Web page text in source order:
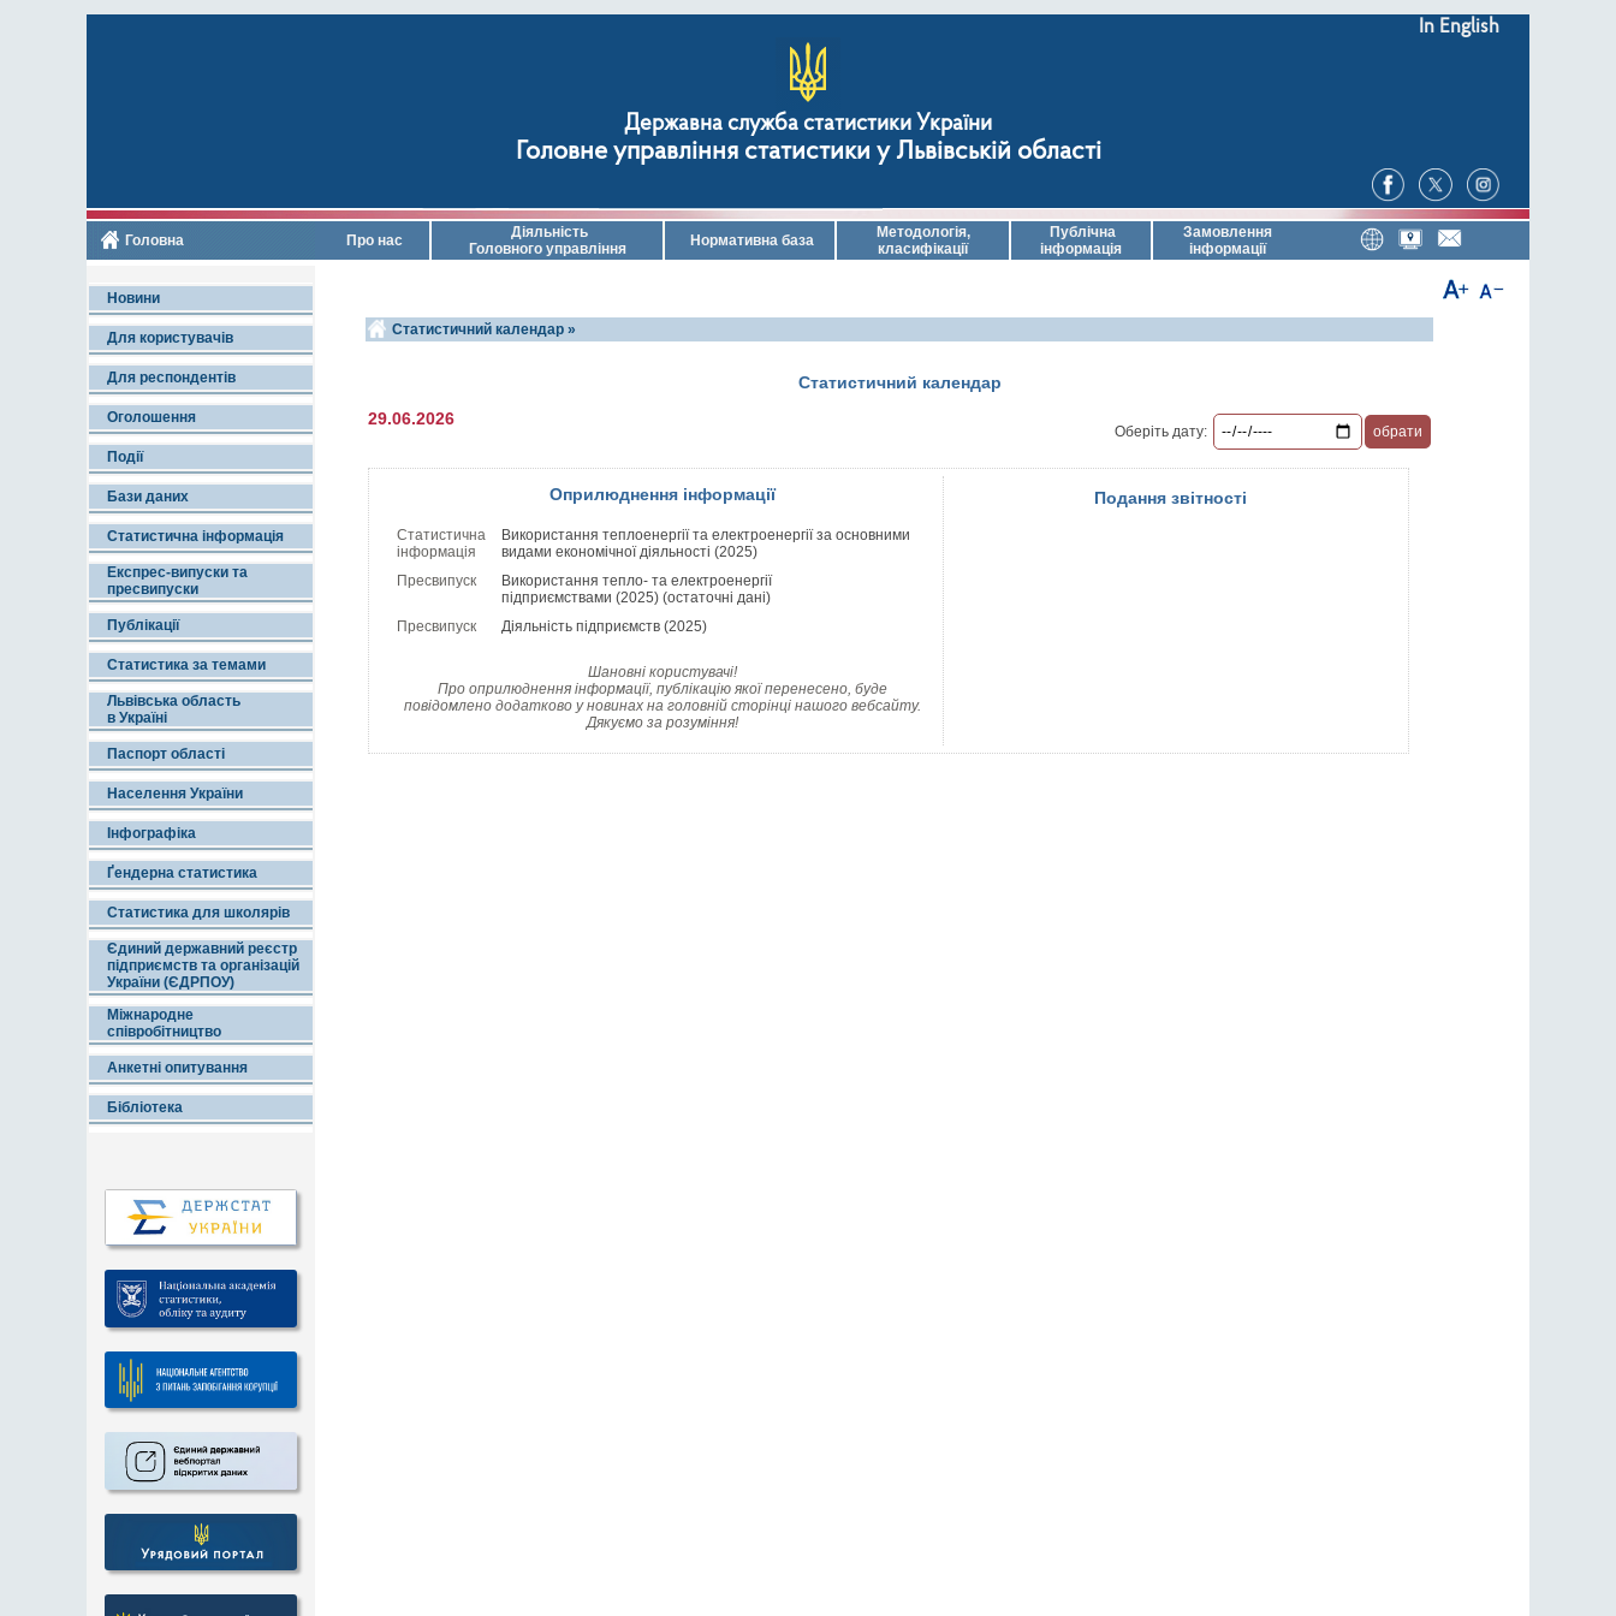
In English
Державна служба статистики України
Головне управління статистики у Львівській області
Головна Про нас
Діяльність
Головного управління
Нормативна база
Методологія,
класифікації
Публічна
інформація
Замовлення
інформації
Новини
Для користувачів
Для респондентів
Оголошення
Події
Бази даних
Статистична інформація
Експрес-випуски та
пресвипуски
Публікації
Статистика за темами
Львівська область
в Україні
Паспорт області
Населення України
Інфографіка
Ґендерна статистика
Статистика для школярів
Єдиний державний реєстр
підприємств та організацій
України (ЄДРПОУ)
Міжнародне
співробітництво
Анкетні опитування
Бібліотека
Статистичний календар »
Статистичний календар
Оберіть дату:
29.06.2026
Оприлюднення інформації
Статистична
інформація
Використання теплоенергії та електроенергії за основними
видами економічної діяльності (2025)
Пресвипуск
Використання тепло- та електроенергії
підприємствами (2025) (остаточні дані)
Пресвипуск
Діяльність підприємств (2025)
Шановні користувачі!
Про оприлюднення інформації, публікацію якої перенесено, буде
повідомлено додатково у новинах на головній сторінці нашого вебсайту.
Дякуємо за розуміння!
Подання звітності